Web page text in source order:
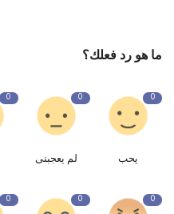
ما هو رد فعلك؟
0
يحب
0
لم يعجبنى
0
0
0
0